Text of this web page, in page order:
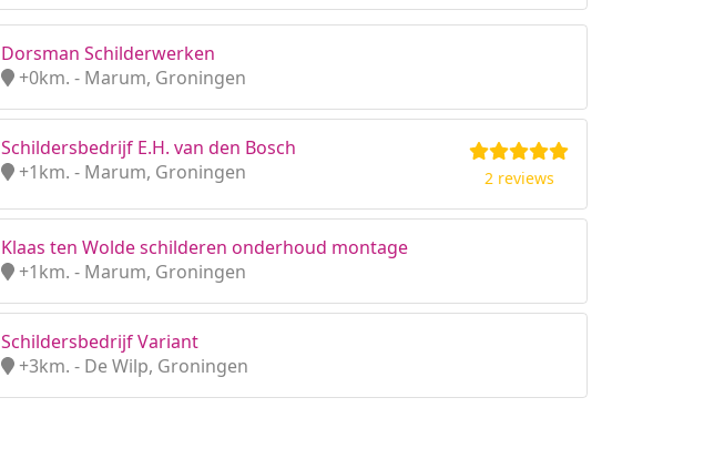
Dorsman Schilderwerken
+0km. - Marum, Groningen
Schildersbedrijf E.H. van den Bosch
+1km. - Marum, Groningen
2 reviews
Klaas ten Wolde schilderen onderhoud montage
+1km. - Marum, Groningen
Schildersbedrijf Variant
+3km. - De Wilp, Groningen